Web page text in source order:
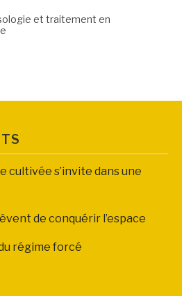
et traitement en
cultivée s’invite dans une
de conquérir l’espace
régime forcé